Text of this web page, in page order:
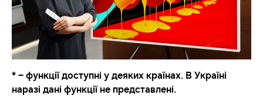
* – функції доступні у деяких країнах. В Україні
наразі дані функції не предcтавлені.